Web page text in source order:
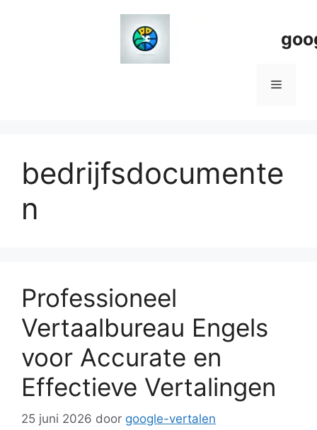
Menu
bedrijfsdocumente
n
Professioneel
Vertaalbureau Engels
voor Accurate en
Effectieve Vertalingen
25 juni 2026 door google-vertalen